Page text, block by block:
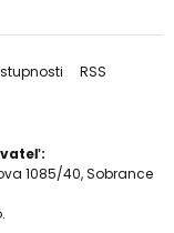
RSS
1085/40, Sobrance